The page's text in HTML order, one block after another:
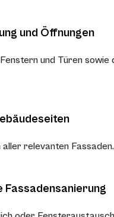
und Öffnungen
und Türen
aller relevanten
Fassadensanierung